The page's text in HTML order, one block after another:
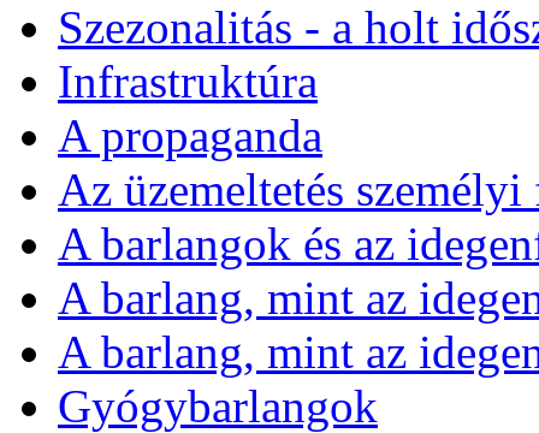
Szezonalitás - a holt
Infrastruktúra
A propaganda
Az üzemeltetés
A barlangok és az
A barlang, mint az
A barlang, mint az
Gyógybarlangok